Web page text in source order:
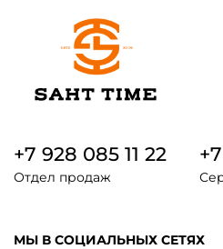
+7 928 085 11 22
Отдел продаж
МЫ В СОЦИАЛЬНЫХ СЕТЯХ